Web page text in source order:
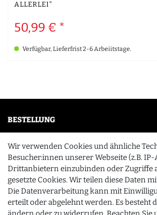
ALLERLEI"
50,99 € *
Verfügbar, Lieferfrist 2-6 Arbeiitstage.
BESTELLUNG
Wunschliste
Zahlung & Versand
Vertrag widerrufen
Wir verwenden Cookies und ähnliche
Besucher:innen unserer Webseite (z.B.
Drittanbietern einzubinden oder Zugriffe
gesetzte Cookies. Wir teilen diese Daten
Die Datenverarbeitung kann mit
erteilt oder abgelehnt werden. Es besteht